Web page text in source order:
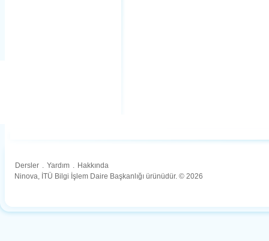
Dersler . Yardım . Hakkında
Ninova, İTÜ Bilgi İşlem Daire Başkanlığı ürünüdür. © 2026